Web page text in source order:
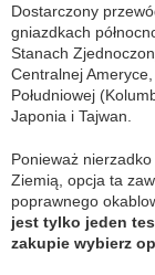
Dostarczony
gniazdkach
Stanach
Centralnej
Południowej
Japonia i Tajwan.
Ponieważ
Ziemią, opcja ta
poprawnego
jest tylko jeden
zakupie wybierz